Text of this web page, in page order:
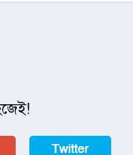
Twitter